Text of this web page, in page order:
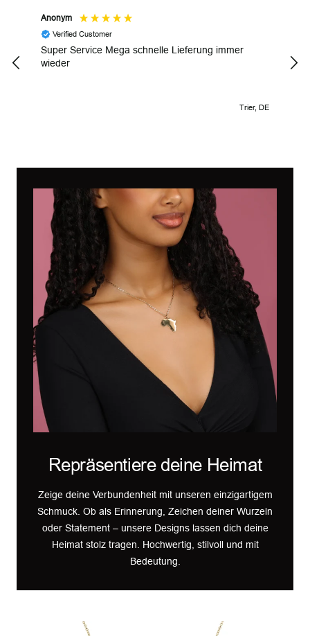
Anonym
Verified Customer
Super Service Mega schnelle Lieferung immer
wieder
Trier, DE
Repräsentiere deine Heimat
Zeige deine Verbundenheit mit unseren einzigartigem
Schmuck. Ob als Erinnerung, Zeichen deiner Wurzeln
oder Statement – unsere Designs lassen dich deine
Heimat stolz tragen. Hochwertig, stilvoll und mit
Bedeutung.